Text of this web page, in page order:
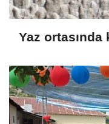
Yaz ortasında